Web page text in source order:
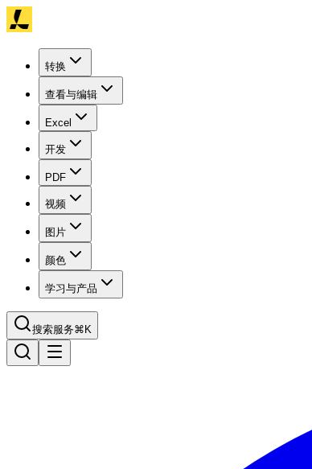
转换
查看与编辑
Excel
开发
PDF
视频
图片
颜色
学习与产品
搜索服务⌘K